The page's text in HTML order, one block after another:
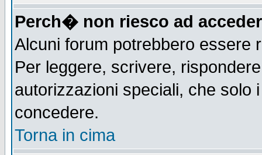
Perch� non riesco ad
Alcuni forum potrebbero essere
Per leggere, scrivere,
autorizzazioni speciali, che solo
concedere.
Torna in cima